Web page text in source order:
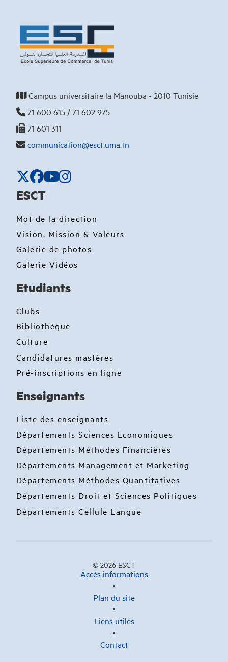
Campus universitaire la Manouba - 2010 Tunisie
71 600 615 / 71 602 975
71 601 311
communication@esct.uma.tn
ESCT
Mot de la direction
Vision, Mission & Valeurs
Galerie de photos
Galerie Vidéos
Etudiants
Clubs
Bibliothèque
Culture
Candidatures mastères
Pré-inscriptions en ligne
Enseignants
Liste des enseignants
Départements Sciences Economiques
Départements Méthodes Financières
Départements Management et Marketing
Départements Méthodes Quantitatives
Départements Droit et Sciences Politiques
Départements Cellule Langue
© 2026 ESCT
Accès informations
Plan du site
Liens utiles
Contact